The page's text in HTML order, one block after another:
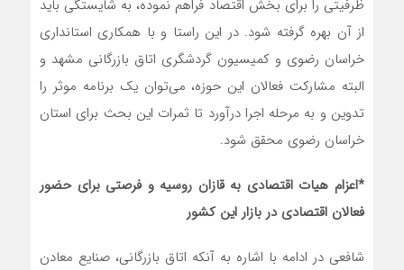
ظرفیتی را برای بخش اقتصاد فراهم نموده، به شایستگی باید
از آن بهره گرفته شود. در این راستا و با همکاری استانداری
خراسان رضوی و کمیسیون گردشگری اتاق بازرگانی مشهد و
البته مشارکت فعالان این حوزه، می‌توان یک برنامه موثر را
تدوین و به مرحله اجرا درآورد تا ثمرات این بحث برای استان
خراسان رضوی محقق شود.
*اعزام هیات اقتصادی به قازان روسیه و فرصتی برای حضور
فعالان اقتصادی در بازار این کشور
شافعی در ادامه با اشاره به آنکه اتاق بازرگانی، صنایع معادن